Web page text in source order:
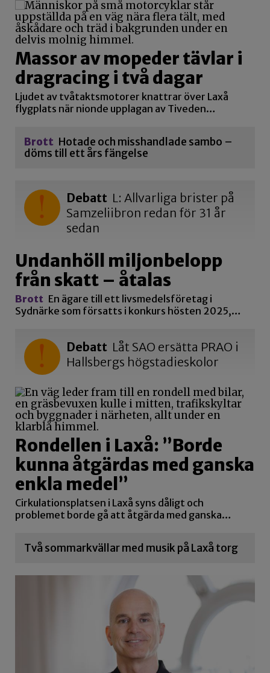
Massor av mopeder tävlar i
dragracing i två dagar
Ljudet av tvåtaktsmotorer knattrar över Laxå
flygplats när nionde upplagan av Tiveden…
Brott Hotade och misshandlade sambo –
döms till ett års fängelse
Debatt L: Allvarliga brister på
Samzeliibron redan för 31 år
sedan
Undanhöll miljonbelopp
från skatt – åtalas
Brott En ägare till ett livsmedelsföretag i
Sydnärke som försatts i konkurs hösten 2025,…
Debatt Låt SAO ersätta PRAO i
Hallsbergs högstadieskolor
Rondellen i Laxå: ”Borde
kunna åtgärdas med ganska
enkla medel”
Cirkulationsplatsen i Laxå syns dåligt och
problemet borde gå att åtgärda med ganska…
Två sommarkvällar med musik på Laxå torg